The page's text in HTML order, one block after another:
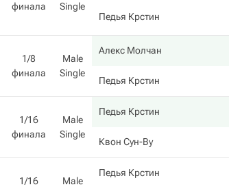
финала
Single
Педья Крстин
1/8
финала
Male
Single
Алекс Молчан
Педья Крстин
1/16
финала
Male
Single
Педья Крстин
Квон Сун-Ву
1/16
Male
Педья Крстин